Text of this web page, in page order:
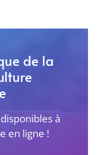
de la
à
en ligne !